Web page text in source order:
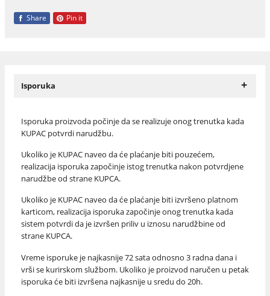
Share Pin it
Isporuka +
Isporuka proizvoda počinje da se realizuje onog trenutka kada
KUPAC potvrdi narudžbu.
Ukoliko je KUPAC naveo da će plaćanje biti pouzećem,
realizacija isporuka započinje istog trenutka nakon potvrdjene
narudžbe od strane KUPCA.
Ukoliko je KUPAC naveo da će plaćanje biti izvršeno platnom
karticom, realizacija isporuka započinje onog trenutka kada
sistem potvrdi da je izvršen priliv u iznosu narudžbine od
strane KUPCA.
Vreme isporuke je najkasnije 72 sata odnosno 3 radna dana i
vrši se kurirskom službom. Ukoliko je proizvod naručen u petak
isporuka će biti izvršena najkasnije u sredu do 20h.